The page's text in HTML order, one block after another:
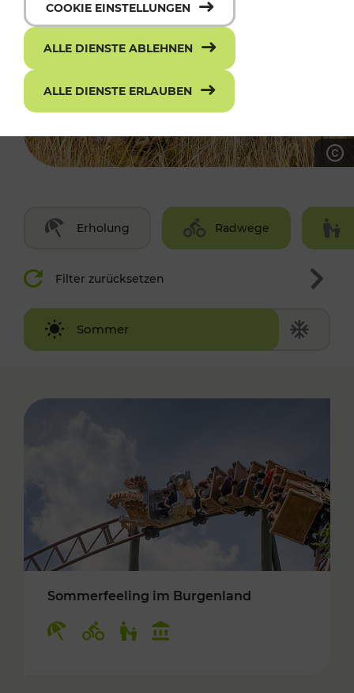
Erholung Radwege
Filter zurücksetzen
Sommer
Winter
Sommerfeeling im Burgenland
COOKIE EINSTELLUNGEN
ALLE DIENSTE ABLEHNEN
ALLE DIENSTE ERLAUBEN